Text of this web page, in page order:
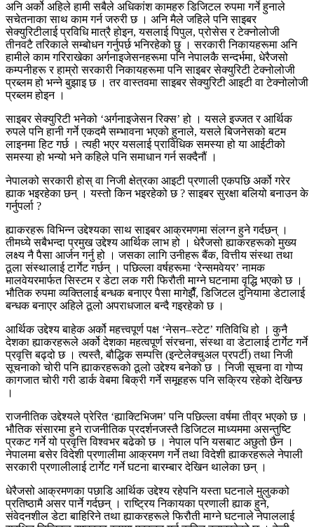
अनि अर्को अहिले हामी सबैले अधिकांश कामहरु डिजिटल रुपमा गर्ने हुनाले
सचेतनाका साथ काम गर्न जरुरी छ । अनि मैले जहिले पनि साइबर
सेक्युरिटीलाई प्रविधि मात्रै होइन, यसलाई पिपुल, प्रोसेस र टेक्नोलोजी
तीनवटै तरिकाले सम्बोधन गर्नुपर्छ भनिरहेको छु । सरकारी निकायहरूमा अनि
हामीले काम गरिराखेका अर्गनाइजेसनहरूमा पनि नेपालकै सन्दर्भमा, धेरैजसो
कम्पनीहरू र हाम्रो सरकारी निकायहरूमा पनि साइबर सेक्युरिटी टेक्नोलोजी
प्रब्लम हो भन्ने बुझाइ छ । तर वास्तवमा साइबर सेक्युरिटी आइटी वा टेक्नोलोजी
प्रब्लम होइन ।
साइबर सेक्युरिटी भनेको ‘अर्गनाइजेसन रिक्स’ हो । यसले इज्जत र आर्थिक
रुपले पनि हानी गर्ने एकदमै सम्भावना भएको हुनाले, यसले बिजनेसको बटम
लाइनमा हिट गर्छ । त्यही भएर यसलाई प्राविधिक समस्या हो या आईटीको
समस्या हो भन्यो भने कहिले पनि समाधान गर्न सक्दैनौं ।
नेपालको सरकारी होस् वा निजी क्षेत्रका आइटी प्रणाली एकपछि अर्को गरेर
ह्याक भइरहेका छन् । यस्तो किन भइरहेको छ ? साइबर सुरक्षा बलियो बनाउन के
गर्नुपर्ला ?
ह्याकरहरू विभिन्न उद्देश्यका साथ साइबर आक्रमणमा संलग्न हुने गर्दछन् ।
तीमध्ये सबैभन्दा प्रमुख उद्देश्य आर्थिक लाभ हो । धेरैजसो ह्याकरहरूको मुख्य
लक्ष्य नै पैसा आर्जन गर्नु हो । जसका लागि उनीहरू बैंक, वित्तीय संस्था तथा
ठूला संस्थालाई टार्गेट गर्छन् । पछिल्ला वर्षहरूमा ‘रेन्समवेयर’ नामक
मालवेयरमार्फत सिस्टम र डेटा लक गरी फिरौती माग्ने घटनामा वृद्धि भएको छ ।
भौतिक रुपमा व्यक्तिलाई बन्धक बनाएर पैसा मागेझैँ, डिजिटल दुनियामा डेटालाई
बन्धक बनाएर अहिले ठूलो अपराधजाल बन्दै गइरहेको छ ।
आर्थिक उद्देश्य बाहेक अर्को महत्त्वपूर्ण पक्ष ‘नेसन–स्टेट’ गतिविधि हो । कुनै
देशका ह्याकरहरूले अर्को देशका महत्वपूर्ण संरचना, संस्था वा डेटालाई टार्गेट गर्ने
प्रवृत्ति बढ्दो छ । त्यस्तै, बौद्धिक सम्पत्ति (इन्टेलेक्चुअल प्रपर्टी) तथा निजी
सूचनाको चोरी पनि ह्याकरहरूको ठूलो उद्देश्य बनेको छ । निजी सूचना वा गोप्य
कागजात चोरी गरी डार्क वेबमा बिक्री गर्ने समूहहरू पनि सक्रिय रहेको देखिन्छ
।
राजनीतिक उद्देश्यले प्रेरित ‘ह्याक्टिभिजम’ पनि पछिल्ला वर्षमा तीव्र भएको छ ।
भौतिक संसारमा हुने राजनीतिक प्रदर्शनजस्तै डिजिटल माध्यममा असन्तुष्टि
प्रकट गर्ने यो प्रवृत्ति विश्वभर बढेको छ । नेपाल पनि यसबाट अछुतो छैन ।
नेपालमा बसेर विदेशी प्रणालीमा आक्रमण गर्ने तथा विदेशी ह्याकरहरूले नेपाली
सरकारी प्रणालीलाई टार्गेट गर्ने घटना बारम्बार देखिन थालेका छन् ।
धेरैजसो आक्रमणका पछाडि आर्थिक उद्देश्य रहेपनि यस्ता घटनाले मुलुकको
प्रतिष्ठामै असर पार्ने गर्दछन् । राष्ट्रिय निकायका प्रणाली ह्याक हुने,
संवेदनशील डेटा बाहिरिने तथा ह्याकरहरूले फिरौती माग्ने घटनाले नेपाललाई